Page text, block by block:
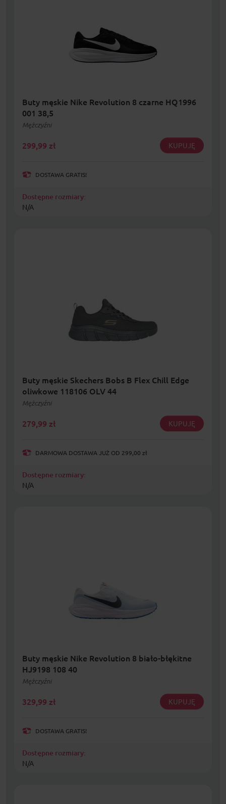
Buty męskie Nike Revolution 8 czarne HQ1996
001 38,5
Mężczyźni
299,99 zł KUPUJĘ
DOSTAWA GRATIS!
Dostępne rozmiary:
N/A
Buty męskie Skechers Bobs B Flex Chill Edge
oliwkowe 118106 OLV 44
Mężczyźni
279,99 zł KUPUJĘ
DARMOWA DOSTAWA JUŻ OD 299,00 zł
Dostępne rozmiary:
N/A
Buty męskie Nike Revolution 8 biało-błękitne
HJ9198 108 40
Mężczyźni
329,99 zł KUPUJĘ
DOSTAWA GRATIS!
Dostępne rozmiary:
N/A